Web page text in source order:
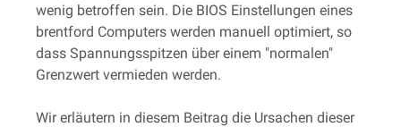
wenig betroffen sein. Die BIOS Einstellungen eines
brentford Computers werden manuell optimiert, so
dass Spannungsspitzen über einem "normalen"
Grenzwert vermieden werden.
Wir erläutern in diesem Beitrag die Ursachen dieser